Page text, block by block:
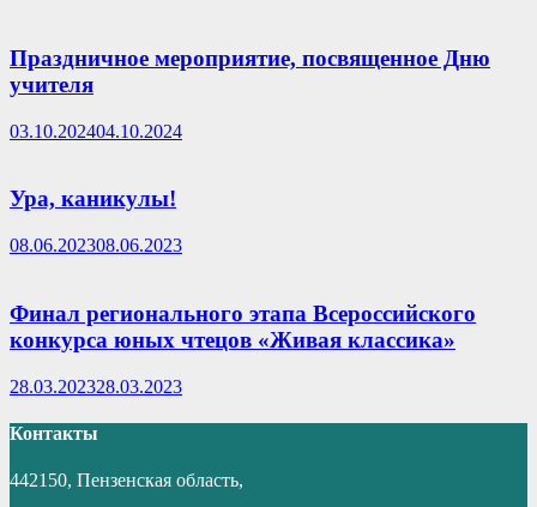
Праздничное мероприятие, посвященное Дню
учителя
03.10.202404.10.2024
Ура, каникулы!
08.06.202308.06.2023
Финал регионального этапа Всероссийского
конкурса юных чтецов «Живая классика»
28.03.202328.03.2023
Контакты
442150, Пензенская область,